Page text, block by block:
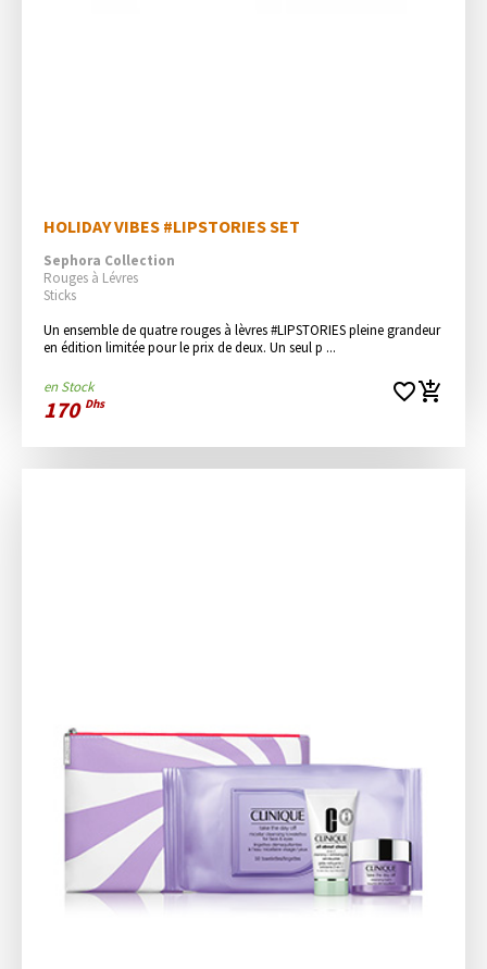
HOLIDAY VIBES #LIPSTORIES SET
Sephora Collection
Rouges à Lévres
Sticks
Un ensemble de quatre rouges à lèvres #LIPSTORIES pleine grandeur
en édition limitée pour le prix de deux. Un seul p ...
en Stock
170 Dhs favorite_borderadd_shopping_cart